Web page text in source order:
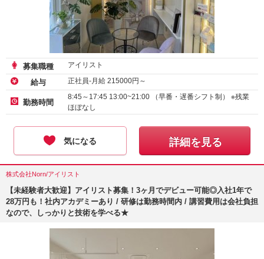
募集職種 アイリスト
給与 正社員-月給 215000円～
勤務時間
8:45～17:45 13:00~21:00 （早番・遅番シフト制） ※残業
ほぼなし
気になる 詳細を見る
株式会社Norn/アイリスト
【未経験者大歓迎】アイリスト募集！3ヶ月でデビュー可能◎入社1年で
28万円も！社内アカデミーあり / 研修は勤務時間内 / 講習費用は会社負担
なので、しっかりと技術を学べる★